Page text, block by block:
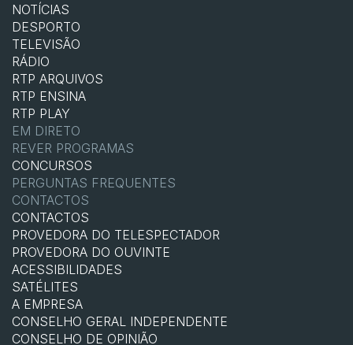
NOTÍCIAS
DESPORTO
TELEVISÃO
RÁDIO
RTP ARQUIVOS
RTP ENSINA
RTP PLAY
EM DIRETO
REVER PROGRAMAS
CONCURSOS
PERGUNTAS FREQUENTES
CONTACTOS
CONTACTOS
PROVEDORA DO TELESPECTADOR
PROVEDORA DO OUVINTE
ACESSIBILIDADES
SATÉLITES
A EMPRESA
CONSELHO GERAL INDEPENDENTE
CONSELHO DE OPINIÃO